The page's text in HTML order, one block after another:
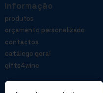
Informação
produtos
orçamento personalizado
contactos
catálogo geral
gifts4wine